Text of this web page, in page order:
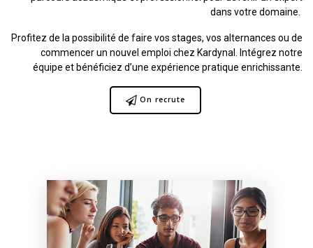
dans votre domaine.
Profitez de la possibilité de faire vos stages, vos alternances ou de
commencer un nouvel emploi chez Kardynal. Intégrez notre
équipe et bénéficiez d’une expérience pratique enrichissante.
On recrute